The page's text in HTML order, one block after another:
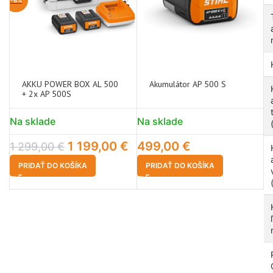
AKKU POWER BOX AL 500
+ 2x AP 500S
Na sklade
1 299,00€ 1 199,00 €
PRIDAŤ DO KOŠÍKA
Akumulátor AP 500 S
Na sklade
499,00 €
PRIDAŤ DO KOŠÍKA